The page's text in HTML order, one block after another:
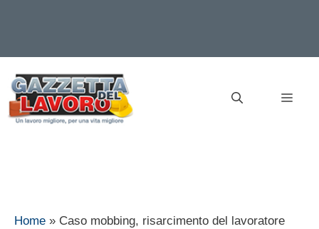
contenuto
Home » Caso mobbing, risarcimento del lavoratore